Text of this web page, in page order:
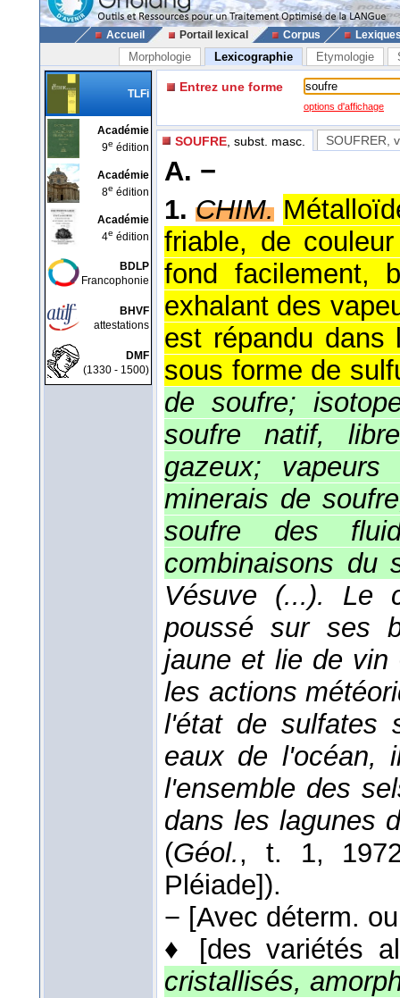
Accueil Portail lexical Corpus
Morphologie Lexicographie Etymologie
TLFi
Académie
9e édition
Académie
8e édition
Académie
4e édition
BDLP
Francophonie
BHVF
attestations
DMF
(1330 - 1500)
Entrez une forme
options d'affichage
SOUFRE , subst. masc. SOUFRER ,
A. −
1. CHIM.
friable, de
fond facilement,
exhalant des
est répandu
sous forme de
de soufre;
soufre natif,
gazeux;
minerais de
soufre des
combinaisons du
Vésuve (...). Le
poussé sur ses
jaune et lie de vin
les actions
l'état de sulfates
eaux de l'océan,
l'ensemble des
dans les lagunes
(Géol., t. 1,
Pléiade]).
− [Avec déterm.
♦ [des variétés
cristallisés,